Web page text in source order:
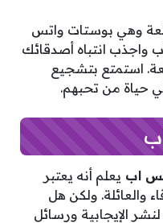
وهي بوستات واتس
انتباه أصدقائك
استمتع بتشجيع
حياة من تحبهم.
اب يعلم أنه يعتبر
والعائلة. ولكن هل
الإيجابية ورسائل